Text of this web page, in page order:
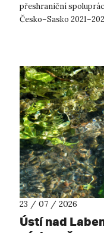
přeshraniční
Česko–Sasko
23 / 07 / 2026
Ústí nad